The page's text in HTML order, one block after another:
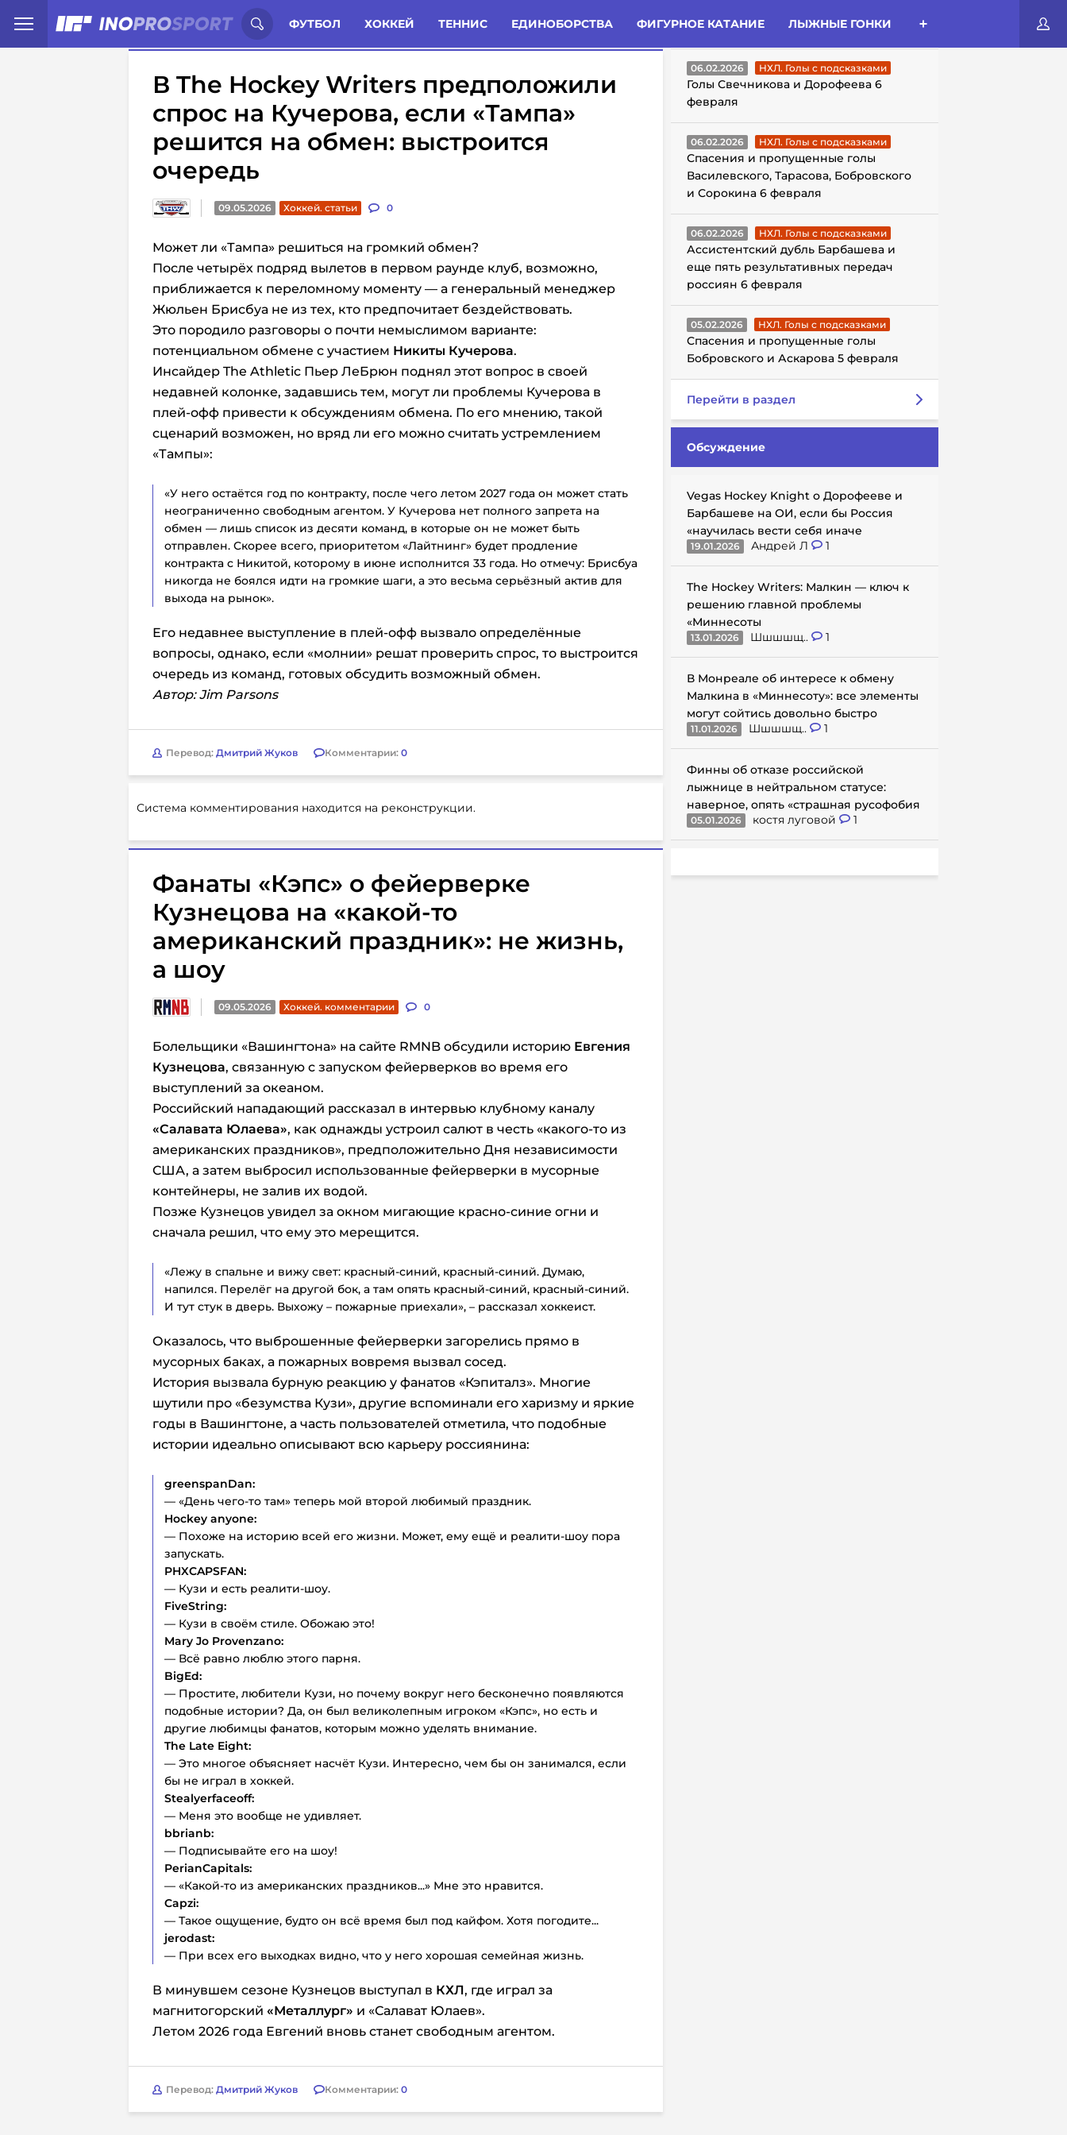
ФУТБОЛ ХОККЕЙ ТЕННИС ЕДИНОБОРСТВА ФИГУРНОЕ КАТАНИЕ ЛЫЖНЫЕ ГОНКИ
Иностранцы о спорте России: Статьи Комменты Новости
В The Hockey Writers предположили
спрос на Кучерова, если «Тампа»
решится на обмен: выстроится
очередь
09.05.2026 Хоккей. статьи 0
Может ли «Тампа» решиться на громкий обмен?
После четырёх подряд вылетов в первом раунде клуб, возможно,
приближается к переломному моменту — а генеральный менеджер
Жюльен Брисбуа не из тех, кто предпочитает бездействовать.
Это породило разговоры о почти немыслимом варианте:
потенциальном обмене с участием Никиты Кучерова.
Инсайдер The Athletic Пьер ЛеБрюн поднял этот вопрос в своей
недавней колонке, задавшись тем, могут ли проблемы Кучерова в
плей-офф привести к обсуждениям обмена. По его мнению, такой
сценарий возможен, но вряд ли его можно считать устремлением
«Тампы»:
«У него остаётся год по контракту, после чего летом 2027 года он может стать
неограниченно свободным агентом. У Кучерова нет полного запрета на
обмен — лишь список из десяти команд, в которые он не может быть
отправлен. Скорее всего, приоритетом «Лайтнинг» будет продление
контракта с Никитой, которому в июне исполнится 33 года. Но отмечу: Брисбуа
никогда не боялся идти на громкие шаги, а это весьма серьёзный актив для
выхода на рынок».
Его недавнее выступление в плей-офф вызвало определённые
вопросы, однако, если «молнии» решат проверить спрос, то выстроится
очередь из команд, готовых обсудить возможный обмен.
Автор: Jim Parsons
Перевод: Дмитрий Жуков Комментарии: 0
Система комментирования находится на реконструкции.
Фанаты «Кэпс» о фейерверке
Кузнецова на «какой-то
американский праздник»: не жизнь,
а шоу
09.05.2026 Хоккей. комментарии 0
Болельщики «Вашингтона» на сайте RMNB обсудили историю Евгения
Кузнецова, связанную с запуском фейерверков во время его
выступлений за океаном.
Российский нападающий рассказал в интервью клубному каналу
«Салавата Юлаева», как однажды устроил салют в честь «какого-то из
американских праздников», предположительно Дня независимости
США, а затем выбросил использованные фейерверки в мусорные
контейнеры, не залив их водой.
Позже Кузнецов увидел за окном мигающие красно-синие огни и
сначала решил, что ему это мерещится.
«Лежу в спальне и вижу свет: красный-синий, красный-синий. Думаю,
напился. Перелёг на другой бок, а там опять красный-синий, красный-синий.
И тут стук в дверь. Выхожу – пожарные приехали», – рассказал хоккеист.
Оказалось, что выброшенные фейерверки загорелись прямо в
мусорных баках, а пожарных вовремя вызвал сосед.
История вызвала бурную реакцию у фанатов «Кэпиталз». Многие
шутили про «безумства Кузи», другие вспоминали его харизму и яркие
годы в Вашингтоне, а часть пользователей отметила, что подобные
истории идеально описывают всю карьеру россиянина:
greenspanDan:
— «День чего-то там» теперь мой второй любимый праздник.
Hockey anyone:
— Похоже на историю всей его жизни. Может, ему ещё и реалити-шоу пора
запускать.
PHXCAPSFAN:
— Кузи и есть реалити-шоу.
FiveString:
— Кузи в своём стиле. Обожаю это!
Mary Jo Provenzano:
— Всё равно люблю этого парня.
BigEd:
— Простите, любители Кузи, но почему вокруг него бесконечно появляются
подобные истории? Да, он был великолепным игроком «Кэпс», но есть и
другие любимцы фанатов, которым можно уделять внимание.
The Late Eight:
— Это многое объясняет насчёт Кузи. Интересно, чем бы он занимался, если
бы не играл в хоккей.
Stealyerfaceoff:
— Меня это вообще не удивляет.
bbrianb:
— Подписывайте его на шоу!
PerianCapitals:
— «Какой-то из американских праздников...» Мне это нравится.
Capzi:
— Такое ощущение, будто он всё время был под кайфом. Хотя погодите...
jerodast:
— При всех его выходках видно, что у него хорошая семейная жизнь.
В минувшем сезоне Кузнецов выступал в КХЛ, где играл за
магнитогорский «Металлург» и «Салават Юлаев».
Летом 2026 года Евгений вновь станет свободным агентом.
Перевод: Дмитрий Жуков Комментарии: 0
ГОЛЫ С ПОДСКАЗКАМИ
06.02.2026 НХЛ. Голы с подсказками
Голы Свечникова и Дорофеева 6
февраля
06.02.2026 НХЛ. Голы с подсказками
Спасения и пропущенные голы
Василевского, Тарасова, Бобровского
и Сорокина 6 февраля
06.02.2026 НХЛ. Голы с подсказками
Ассистентский дубль Барбашева и
еще пять результативных передач
россиян 6 февраля
05.02.2026 НХЛ. Голы с подсказками
Спасения и пропущенные голы
Бобровского и Аскарова 5 февраля
Перейти в раздел
Обсуждение
Vegas Hockey Knight о Дорофееве и
Барбашеве на ОИ, если бы Россия
«научилась вести себя иначе
19.01.2026 Андрей Л 1
The Hockey Writers: Малкин — ключ к
решению главной проблемы
«Миннесоты
13.01.2026 Шшшшщ.. 1
В Монреале об интересе к обмену
Малкина в «Миннесоту»: все элементы
могут сойтись довольно быстро
11.01.2026 Шшшшщ.. 1
Финны об отказе российской
лыжнице в нейтральном статусе:
наверное, опять «страшная русофобия
05.01.2026 костя луговой 1